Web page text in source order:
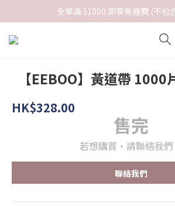
全單滿 $1000 即享免運費 (不包
【EEBOO】黃道帶 1000
HK$328.00
售完
若想購買，請聯絡我們
聯絡我們